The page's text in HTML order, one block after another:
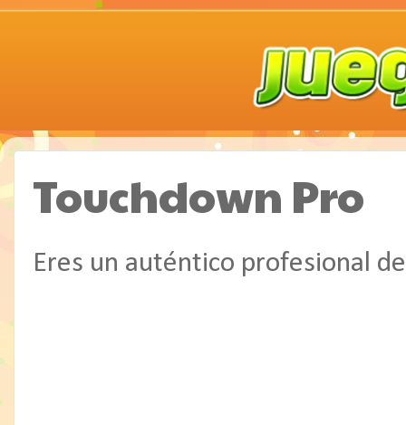
Touchdown Pro
Eres un auténtico profesional